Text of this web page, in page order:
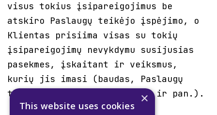
visus tokius įsipareigojimus be
atskiro Paslaugų teikėjo įspėjimo, o
Klientas prisiima visas su tokių
įsipareigojimų nevykdymu susijusias
pasekmes, įskaitant ir veiksmus,
kurių jis imasi (baudas, Paslaugų
teikėjui taikomas sankcijas ir pan.).
×
This website uses cookies